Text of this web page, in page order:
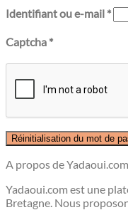
Identifiant ou e-mail *
Captcha *
Réinitialisation du mot de
A propos de Yadaoui.com
Yadaoui.com est une
Bretagne. Nous